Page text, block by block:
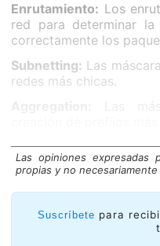
Enrutamiento: Los
red para determinar
correctamente los
Subnetting: Las
redes más chicas.
Las opiniones
propias y no
Suscríbete para